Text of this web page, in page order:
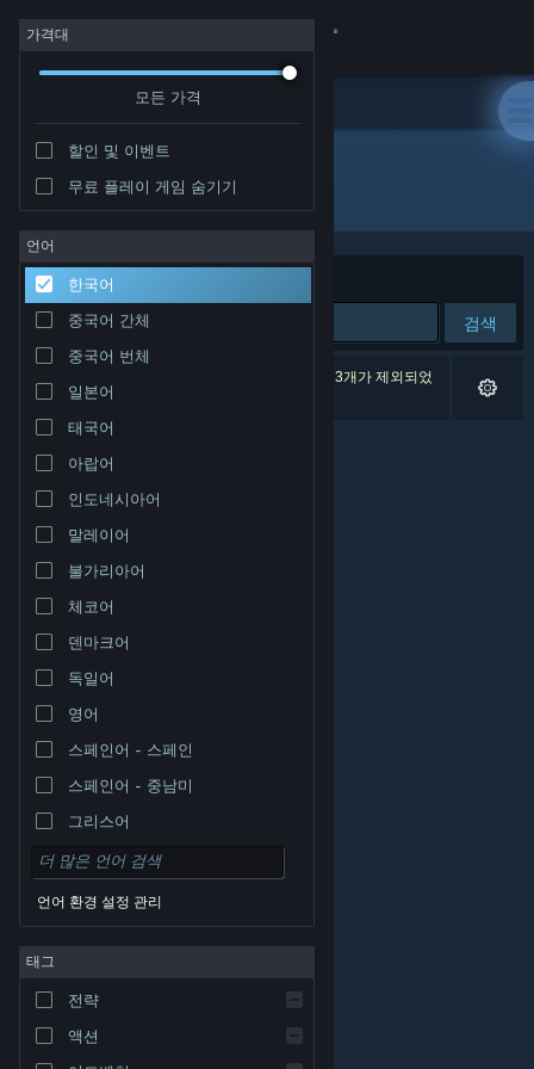
로그인
커뮤니티
정보
지원
언어 변경
Steam 모바일 앱 다운로드
PC 웹사이트 보기
© Valve Corporation. 모든 권리 보유. 모든 상표는 미국
및 기타 국가에서 각각 해당 소유자의 재산입니다.
환불| 쿠키
가격대
모든 가격
할인 및 이벤트
무료 플레이 게임 숨기기
언어
한국어
중국어 간체
중국어 번체
일본어
태국어
아랍어
인도네시아어
말레이어
불가리아어
체코어
덴마크어
독일어
영어
스페인어 - 스페인
스페인어 - 중남미
그리스어
언어 환경 설정 관리
태그
전략
액션
개발자: StrangeLight Games
정렬 기준 연관성
검색
검색 결과가 0개 있습니다. 환경 설정에 따라 게임 3개가 제외되었
습니다.